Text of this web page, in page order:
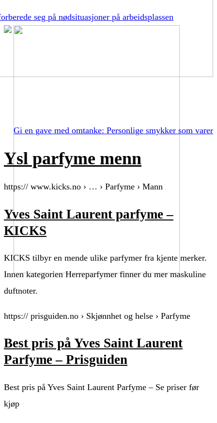
seg på nødsituasjoner på arbeidsplassen
Gi en gave med omtanke: Personlige smykker som varer
Ysl parfyme menn
https:// www.kicks.no › … › Parfyme › Mann
Yves Saint Laurent parfyme –
KICKS
KICKS tilbyr en mende ulike parfymer fra kjente merker.
Innen kategorien Herreparfymer finner du mer maskuline
duftnoter.
https:// prisguiden.no › Skjønnhet og helse › Parfyme
Best pris på Yves Saint Laurent
Parfyme – Prisguiden
Best pris på Yves Saint Laurent Parfyme – Se priser før
kjøp